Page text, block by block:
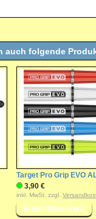
auch folgende
Target Pro Grip EVO
3,90 €
inkl. MwSt, zzgl.